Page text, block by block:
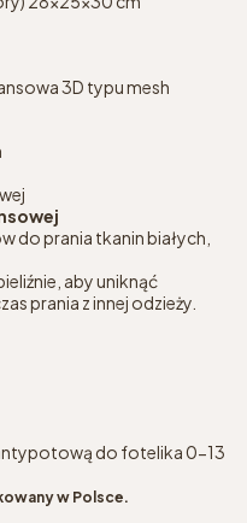
3D typu mesh
do prania tkanin białych,
aby uniknąć
prania z innej odzieży.
do fotelika 0-13
w Polsce.